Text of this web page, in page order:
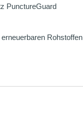
PunctureGuard
Rohstoffen